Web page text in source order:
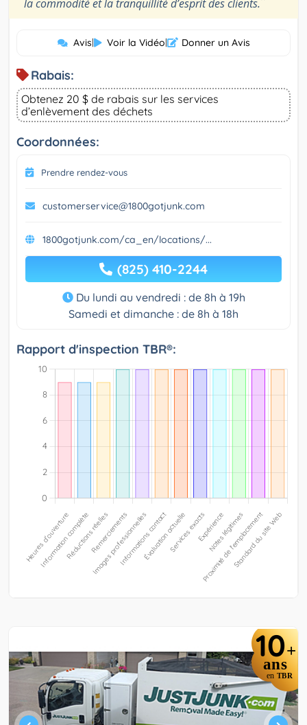
la commodité et la tranquillité d’esprit des clients.
Avis| Voir la Vidéo| Donner un Avis
Rabais:
Obtenez 20 $ de rabais sur les services
d’enlèvement des déchets
Coordonnées:
Prendre rendez-vous
customerservice@1800gotjunk.com
1800gotjunk.com/ca_en/locations/...
(825) 410-2244
Du lundi au vendredi : de 8h à 19h
Samedi et dimanche : de 8h à 18h
Rapport d'inspection TBR®:
10+
ans
en TBR